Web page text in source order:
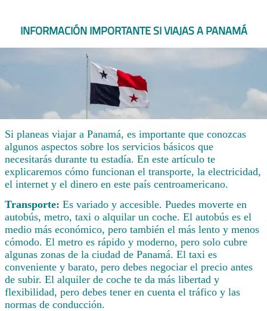
INFORMACIÓN IMPORTANTE SI VIAJAS A PANAMÁ
Si planeas viajar a Panamá, es importante que conozcas
algunos aspectos sobre los servicios básicos que
necesitarás durante tu estadía. En este artículo te
explicaremos cómo funcionan el transporte, la electricidad,
el internet y el dinero en este país centroamericano.
Transporte: Es variado y accesible. Puedes moverte en
autobús, metro, taxi o alquilar un coche. El autobús es el
medio más económico, pero también el más lento y menos
cómodo. El metro es rápido y moderno, pero solo cubre
algunas zonas de la ciudad de Panamá. El taxi es
conveniente y barato, pero debes negociar el precio antes
de subir. El alquiler de coche te da más libertad y
flexibilidad, pero debes tener en cuenta el tráfico y las
normas de conducción.